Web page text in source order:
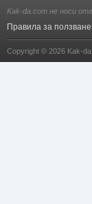
Kak-da.com не носи
Правила за ползване
Copyright © 2026 Kak-